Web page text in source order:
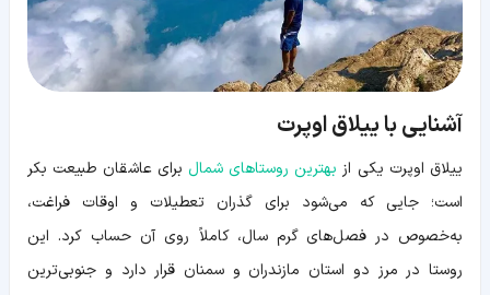
آشنایی با ییلاق اوپرت
ییلاق اوپرت یکی از بهترین روستاهای شمال برای عاشقان طبیعت بکر
است؛ جایی که می‌شود برای گذران تعطیلات و اوقات فراغت،
به‌خصوص در فصل‌های گرم سال، کاملاً روی آن حساب کرد. این
روستا در مرز دو استان مازندران و سمنان قرار دارد و جنوبی‌ترین